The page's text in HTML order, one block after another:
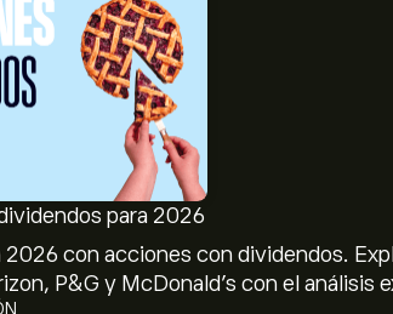
para 2026
2026 con acciones con dividendos.
P&G y McDonald’s con el análisis